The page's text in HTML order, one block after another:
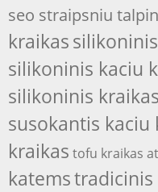
seo straipsniu
kraikas
silikoninis kaciu
silikoninis
susokantis kaciu
kraikas tofu kraikas
katemstradicinis